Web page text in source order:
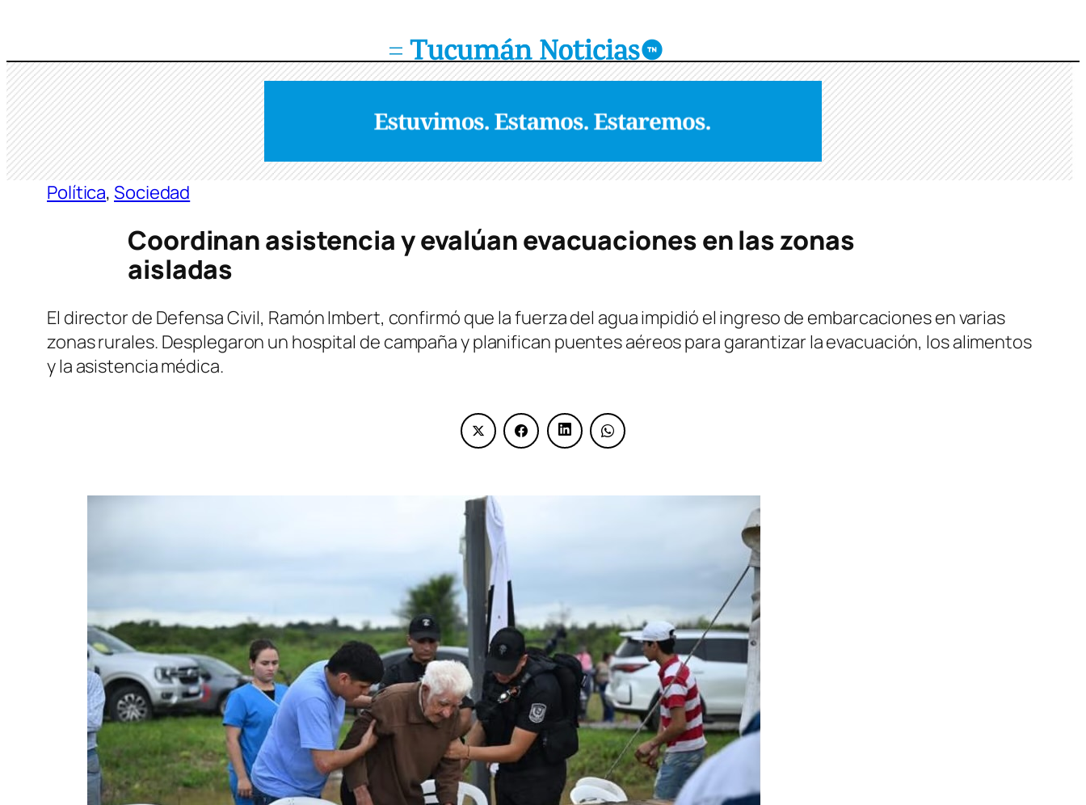
contenido
Política, Sociedad
Coordinan asistencia y evalúan evacuaciones en las zonas
aisladas
El director de Defensa Civil, Ramón Imbert, confirmó que la fuerza del agua impidió el ingreso de embarcaciones en varias
zonas rurales. Desplegaron un hospital de campaña y planifican puentes aéreos para garantizar la evacuación, los alimentos
y la asistencia médica.